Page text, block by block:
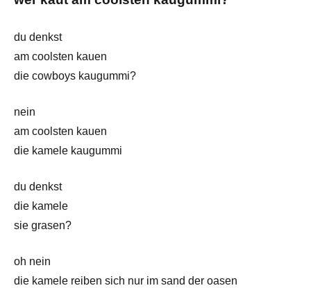
du denkst
am coolsten kauen
die cowboys kaugummi?
nein
am coolsten kauen
die kamele kaugummi
du denkst
die kamele
sie grasen?
oh nein
die kamele reiben sich nur im sand der oasen